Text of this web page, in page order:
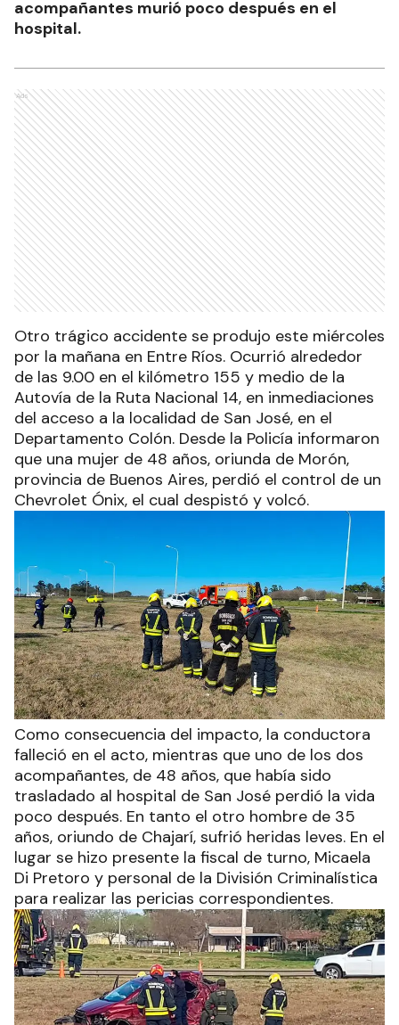
acompañantes murió poco después en el
hospital.
Ads
Otro trágico accidente se produjo este miércoles
por la mañana en Entre Ríos. Ocurrió alrededor
de las 9.00 en el kilómetro 155 y medio de la
Autovía de la Ruta Nacional 14, en inmediaciones
del acceso a la localidad de San José, en el
Departamento Colón. Desde la Policía informaron
que una mujer de 48 años, oriunda de Morón,
provincia de Buenos Aires, perdió el control de un
Chevrolet Ónix, el cual despistó y volcó.
Como consecuencia del impacto, la conductora
falleció en el acto, mientras que uno de los dos
acompañantes, de 48 años, que había sido
trasladado al hospital de San José perdió la vida
poco después. En tanto el otro hombre de 35
años, oriundo de Chajarí, sufrió heridas leves. En el
lugar se hizo presente la fiscal de turno, Micaela
Di Pretoro y personal de la División Criminalística
para realizar las pericias correspondientes.